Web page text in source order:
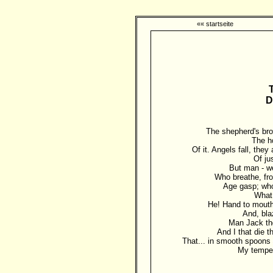
«« startseite
The shepherd's
The
Of it. Angels fall, they
Of
But man -
Who breathe,
Age gasp;
He! Hand to
And,
Man Jack
And I that die
That... in smooth
My